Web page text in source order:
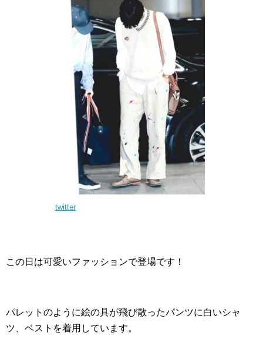
twitter
この日は可愛いファッションで登場です！
パレットのように絵の具が飛び散ったパンツに白いシャ
ツ、ベストを着用しています。